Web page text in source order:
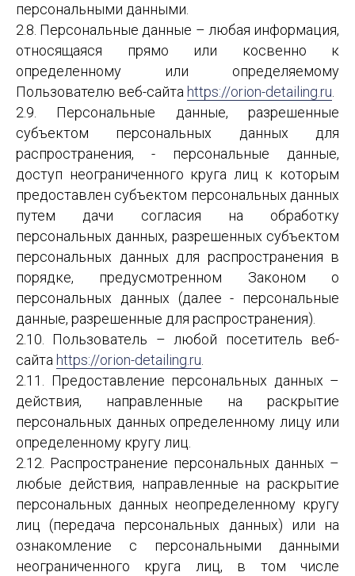
персональными данными.
2.8. Персональные данные – любая информация,
относящаяся прямо или косвенно к
определенному или определяемому
Пользователю веб-сайта https://orion-detailing.ru
2.9. Персональные данные, разрешенные
субъектом персональных данных для
распространения, - персональные данные,
доступ неограниченного круга лиц к которым
предоставлен субъектом персональных данных
путем дачи согласия на обработку
персональных данных, разрешенных субъектом
персональных данных для распространения в
порядке, предусмотренном Законом о
персональных данных (далее - персональные
данные, разрешенные для распространения).
2.10. Пользователь – любой посетитель веб-
сайта https://orion-detailing.ru
2.11. Предоставление персональных данных –
действия, направленные на раскрытие
персональных данных определенному лицу или
определенному кругу лиц.
2.12. Распространение персональных данных –
любые действия, направленные на раскрытие
персональных данных неопределенному кругу
лиц (передача персональных данных) или на
ознакомление с персональными данными
неограниченного круга лиц, в том числе